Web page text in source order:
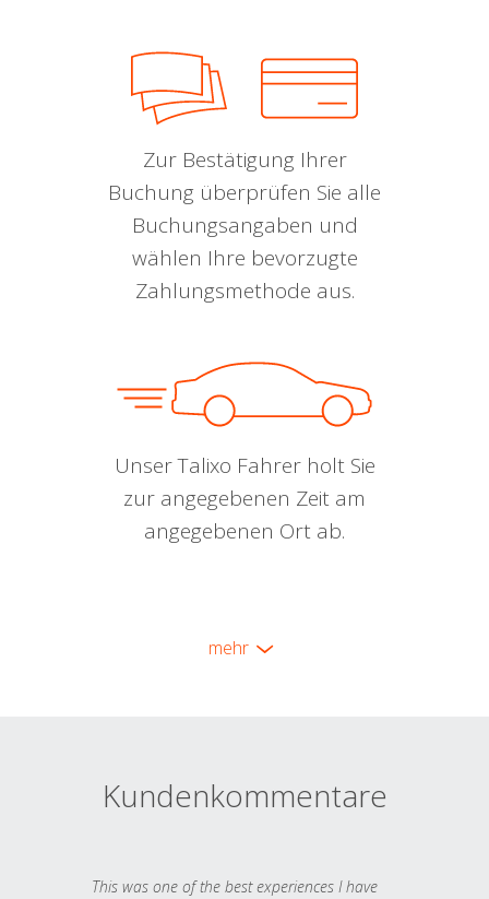
Zur Bestätigung Ihrer
Buchung überprüfen Sie alle
Buchungsangaben und
wählen Ihre bevorzugte
Zahlungsmethode aus.
Unser Talixo Fahrer holt Sie
zur angegebenen Zeit am
angegebenen Ort ab.
mehr
Kundenkommentare
This was one of the best experiences I have